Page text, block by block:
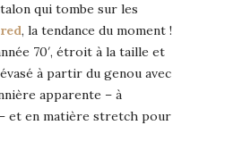
qui tombe sur les
, la tendance du moment !
70′, étroit à la taille et
à partir du genou avec
apparente – à
et en matière stretch pour